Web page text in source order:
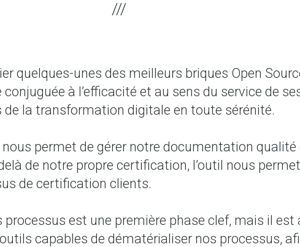
quelques-unes des meilleurs briques Open
conjuguée à l’efficacité et au sens du service de
de la transformation digitale en toute sérénité.
permet de gérer notre documentation qualité
de notre propre certification, l’outil nous
de certification clients.
est une première phase clef, mais il
capables de dématérialiser nos processus,